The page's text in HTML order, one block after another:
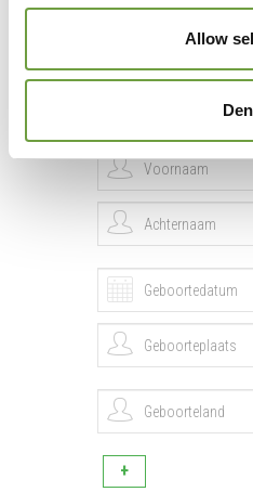
Allow
2 Gegevens
+